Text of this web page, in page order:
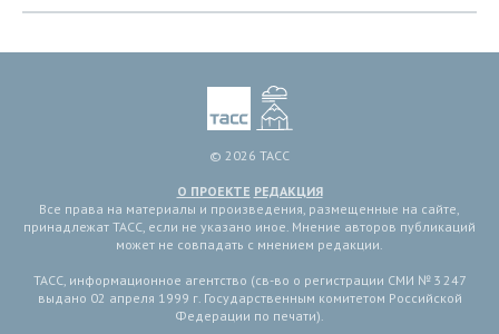
© 2026 ТАСС
О ПРОЕКТЕ РЕДАКЦИЯ
Все права на материалы и произведения, размещенные на сайте,
принадлежат ТАСС, если не указано иное. Мнение авторов публикаций
может не совпадать с мнением редакции.
ТАСС, информационное агентство (св-во о регистрации СМИ № 3 247
выдано 02 апреля 1999 г. Государственным комитетом Российской
Федерации по печати).